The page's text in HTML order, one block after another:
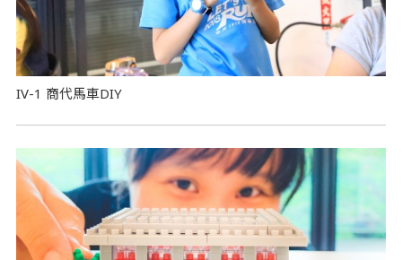
IV-1 商代馬車DIY